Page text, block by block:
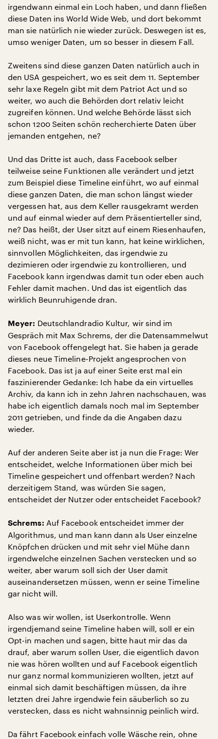
irgendwann einmal ein Loch haben, und dann fließen
diese Daten ins World Wide Web, und dort bekommt
man sie natürlich nie wieder zurück. Deswegen ist es,
umso weniger Daten, um so besser in diesem Fall.
Zweitens sind diese ganzen Daten natürlich auch in
den USA gespeichert, wo es seit dem 11. September
sehr laxe Regeln gibt mit dem Patriot Act und so
weiter, wo auch die Behörden dort relativ leicht
zugreifen können. Und welche Behörde lässt sich
schon 1200 Seiten schön recherchierte Daten über
jemanden entgehen, ne?
Und das Dritte ist auch, dass Facebook selber
teilweise seine Funktionen alle verändert und jetzt
zum Beispiel diese Timeline einführt, wo auf einmal
diese ganzen Daten, die man schon längst wieder
vergessen hat, aus dem Keller rausgekramt werden
und auf einmal wieder auf dem Präsentierteller sind,
ne? Das heißt, der User sitzt auf einem Riesenhaufen,
weiß nicht, was er mit tun kann, hat keine wirklichen,
sinnvollen Möglichkeiten, das irgendwie zu
dezimieren oder irgendwie zu kontrollieren, und
Facebook kann irgendwas damit tun oder eben auch
Fehler damit machen. Und das ist eigentlich das
wirklich Beunruhigende dran.
Meyer: Deutschlandradio Kultur, wir sind im
Gespräch mit Max Schrems, der die Datensammelwut
von Facebook offengelegt hat. Sie haben ja gerade
dieses neue Timeline-Projekt angesprochen von
Facebook. Das ist ja auf einer Seite erst mal ein
faszinierender Gedanke: Ich habe da ein virtuelles
Archiv, da kann ich in zehn Jahren nachschauen, was
habe ich eigentlich damals noch mal im September
2011 getrieben, und finde da die Angaben dazu
wieder.
Auf der anderen Seite aber ist ja nun die Frage: Wer
entscheidet, welche Informationen über mich bei
Timeline gespeichert und offenbart werden? Nach
derzeitigem Stand, was würden Sie sagen,
entscheidet der Nutzer oder entscheidet Facebook?
Schrems: Auf Facebook entscheidet immer der
Algorithmus, und man kann dann als User einzelne
Knöpfchen drücken und mit sehr viel Mühe dann
irgendwelche einzelnen Sachen verstecken und so
weiter, aber warum soll sich der User damit
auseinandersetzen müssen, wenn er seine Timeline
gar nicht will.
Also was wir wollen, ist Userkontrolle. Wenn
irgendjemand seine Timeline haben will, soll er ein
Opt-in machen und sagen, bitte haut mir das da
drauf, aber warum sollen User, die eigentlich davon
nie was hören wollten und auf Facebook eigentlich
nur ganz normal kommunizieren wollten, jetzt auf
einmal sich damit beschäftigen müssen, da ihre
letzten drei Jahre irgendwie fein säuberlich so zu
verstecken, dass es nicht wahnsinnig peinlich wird.
Da fährt Facebook einfach volle Wäsche rein, ohne